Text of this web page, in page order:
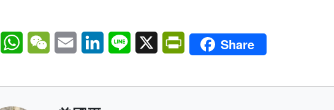
FacebookWhatsAppWeChatEmail LinkedInLine X PrintFriendly
Share